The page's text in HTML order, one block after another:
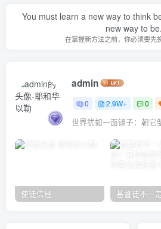
You must learn a new way to think
new way to be.
在掌握新方法之前，你必须要先
admin
0 2.9W+ 0
使徒信经